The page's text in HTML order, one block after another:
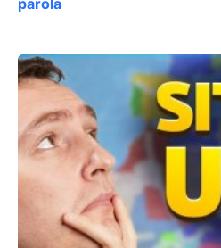
parola